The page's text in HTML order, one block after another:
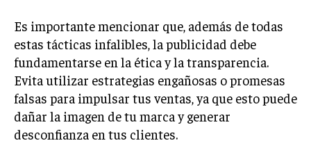
SOCIAL
Acerca de Últimas entradas
Es importante mencionar que, además de todas
estas tácticas infalibles, la publicidad debe
fundamentarse en la ética y la transparencia.
Evita utilizar estrategias engañosas o promesas
falsas para impulsar tus ventas, ya que esto puede
dañar la imagen de tu marca y generar
desconfianza en tus clientes.